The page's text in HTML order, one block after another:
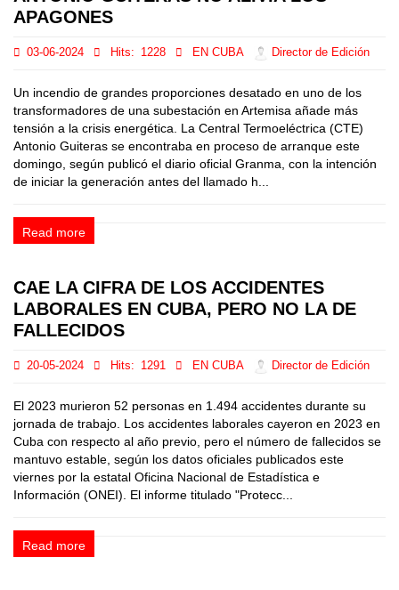
APAGONES
03-06-2024 Hits: 1228 EN CUBA Director de Edición
Un incendio de grandes proporciones desatado en uno de los
transformadores de una subestación en Artemisa añade más
tensión a la crisis energética. La Central Termoeléctrica (CTE)
Antonio Guiteras se encontraba en proceso de arranque este
domingo, según publicó el diario oficial Granma, con la intención
de iniciar la generación antes del llamado h...
Read more
CAE LA CIFRA DE LOS ACCIDENTES
LABORALES EN CUBA, PERO NO LA DE
FALLECIDOS
20-05-2024 Hits: 1291 EN CUBA Director de Edición
El 2023 murieron 52 personas en 1.494 accidentes durante su
jornada de trabajo. Los accidentes laborales cayeron en 2023 en
Cuba con respecto al año previo, pero el número de fallecidos se
mantuvo estable, según los datos oficiales publicados este
viernes por la estatal Oficina Nacional de Estadística e
Información (ONEI). El informe titulado "Protecc...
Read more